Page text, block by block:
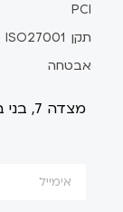
PCI
תקן ISO27001
אבטחה
מצדה 7, בני ברק